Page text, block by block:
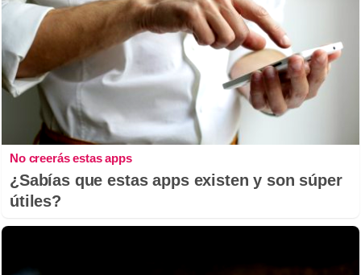
No creerás estas apps
¿Sabías que estas apps existen y son súper
útiles?